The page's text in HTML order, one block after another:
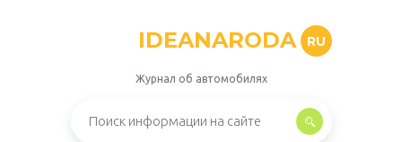
IDEANARODA RU
Журнал об автомобилях